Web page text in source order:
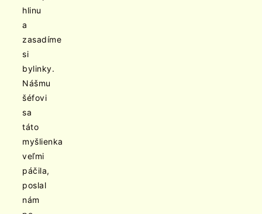
hlinu
a
zasadíme
si
bylinky.
Nášmu
šéfovi
sa
táto
myšlienka
veľmi
páčila,
poslal
nám